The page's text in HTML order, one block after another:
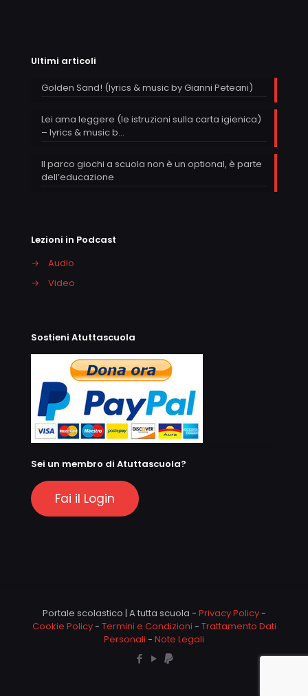
Ultimi articoli
Golden Sand! (lyrics & music by Gianni Peteani)
Lei ama leggere (le istruzioni sulla carta igienica)
– lyrics & music b…
Il parco giochi a scuola non è un optional, è parte
dell’educazione
Lezioni in Podcast
→
Audio
→
Video
Sostieni Atuttascuola
Sei un membro di Atuttascuola?
Fai il Login
Portale scolastico | A tutta scuola - Privacy Policy-
Cookie Policy- Termini e Condizioni - Trattamento Dati
Personali - Note Legali